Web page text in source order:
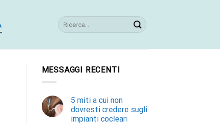
MESSAGGI RECENTI
5 miti a cui non
dovresti credere sugli
impianti cocleari